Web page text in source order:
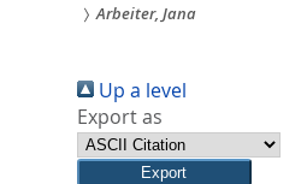
Sie
sind
hier:
Arbeiter, Jana
Up a level
Export as